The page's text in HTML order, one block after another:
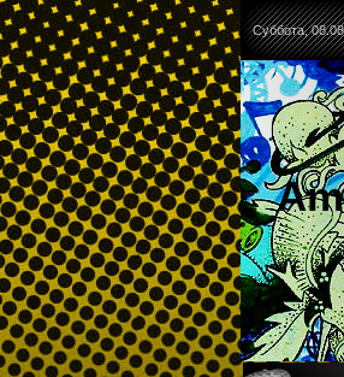
Суббота,